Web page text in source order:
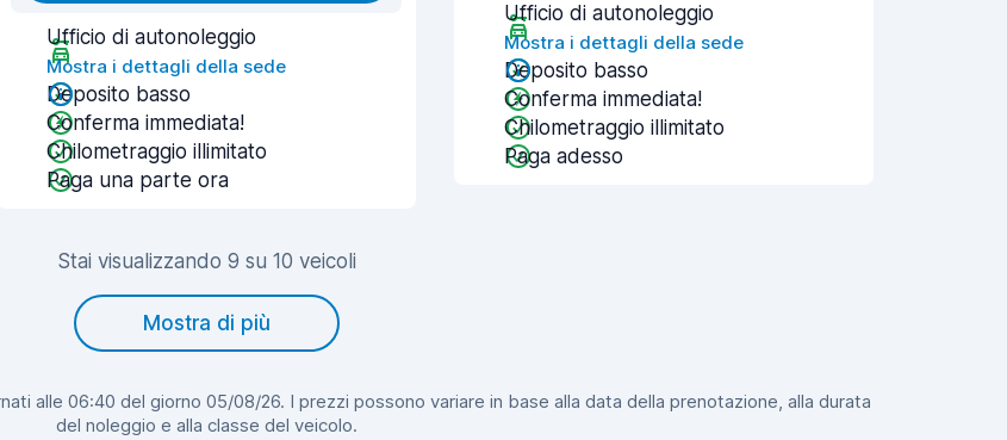
Ufficio di autonoleggio
Mostra i dettagli della sede
Deposito basso
Conferma immediata!
Chilometraggio illimitato
Paga una parte ora
Ufficio di autonoleggio
Mostra i dettagli della sede
Deposito basso
Conferma immediata!
Chilometraggio illimitato
Paga adesso
Stai visualizzando 9 su 10 veicoli
Mostra di più
alle 06:40 del giorno 05/08/26. I prezzi possono variare in base alla data della prenotazione, alla durata
del noleggio e alla classe del veicolo.